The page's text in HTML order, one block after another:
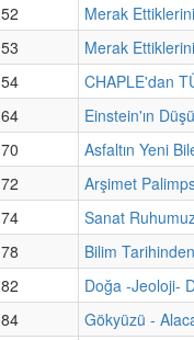
52
Merak
53
Merak
54
CHAPLE'dan
64
Einstein'ın
70
Asfaltın Yeni
72
Arşimet
74
Sanat
78
Bilim
82
Doğa -Jeoloji-
84
Gökyüzü -